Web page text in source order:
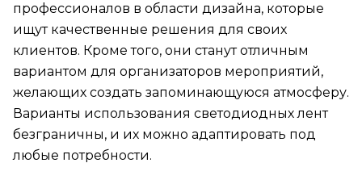
профессионалов в области дизайна, которые
ищут качественные решения для своих
клиентов. Кроме того, они станут отличным
вариантом для организаторов мероприятий,
желающих создать запоминающуюся атмосферу.
Варианты использования светодиодных лент
безграничны, и их можно адаптировать под
любые потребности.